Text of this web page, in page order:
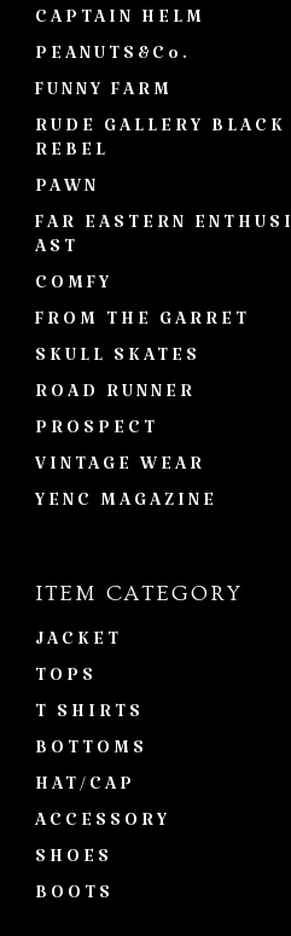
CAPTAIN HELM
PEANUTS&Co.
FUNNY FARM
RUDE GALLERY BLACK
REBEL
PAWN
FAR EASTERN ENTHUSI
AST
COMFY
FROM THE GARRET
SKULL SKATES
ROAD RUNNER
PROSPECT
VINTAGE WEAR
YENC MAGAZINE
ITEM CATEGORY
JACKET
TOPS
T SHIRTS
BOTTOMS
HAT/CAP
ACCESSORY
SHOES
BOOTS